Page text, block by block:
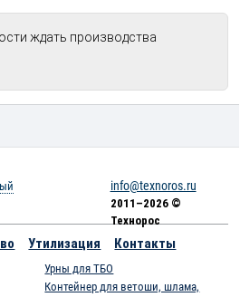
ждать производства
info@texnoros.ru
2011–2026 ©
Технорос
Утилизация Контакты
Урны для ТБО
Контейнер для ветоши, шлама,